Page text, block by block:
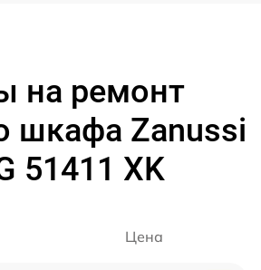
на ремонт
шкафа Zanussi
51411 XK
Цена